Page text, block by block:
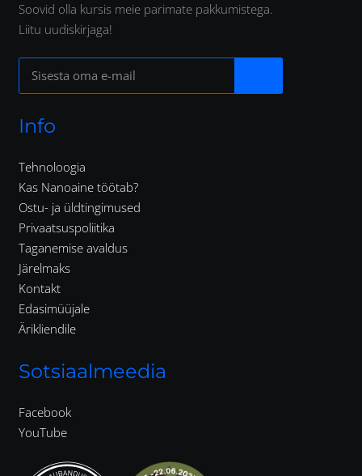
Soovid olla kursis meie parimate pakkumistega.
Liitu uudiskirjaga!
Info
Tehnoloogia
Kas Nanoaine töötab?
Ostu- ja üldtingimused
Privaatsuspoliitika
Taganemise avaldus
Järelmaks
Kontakt
Edasimüüjale
Ärikliendile
Sotsiaalmeedia
Facebook
YouTube